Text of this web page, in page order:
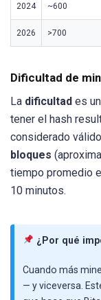
2024 ~600
2026 >700
Dificultad de
La dificultad es
tener el hash
considerado
bloques
tiempo promedio
10 minutos.
¿Por qué
Cuando más
— y viceversa.